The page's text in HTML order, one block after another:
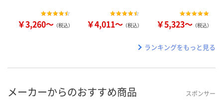
￥3,260～ （税込） ￥4,011～ （税込） ￥5,323～ （税込）
ランキングをもっと見る
メーカーからのおすすめ商品 スポンサー